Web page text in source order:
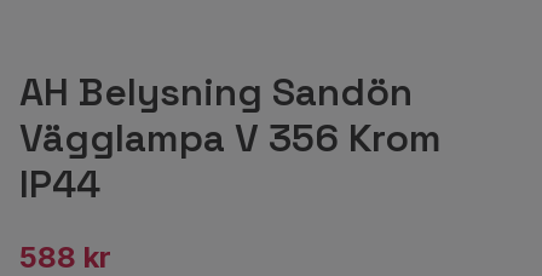
AH Belysning Sandön
Vägglampa V 356 Krom
IP44
588 kr